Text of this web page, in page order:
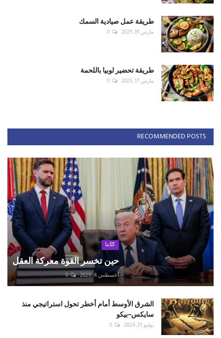
طريقة عمل صيادية السمك
مارس 19, 2025 0
طريقة تحضير لوبيا باللحمة
مارس 17, 2025 0
RECOMMENDED POSTS
كتّابنا
حين تخسر القوة معركة العقل
أغسطس 4, 2026 0
الشرق الأوسط أمام أخطر تحول استراتيجي منذ
سايكس–بيكو
يوليو 31, 2026 0